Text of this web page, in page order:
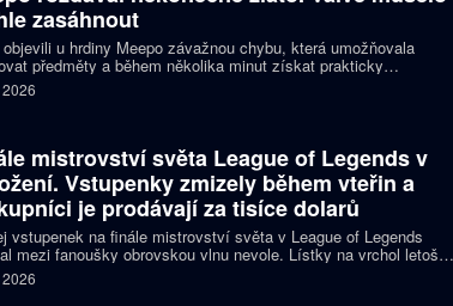
zasáhnout
objevili u hrdiny Meepo závažnou chybu, která umožňovala
předměty a během několika minut získat prakticky
množství zlata. Valve postavu dočasně vyřadilo z
a následně vydalo opravu.
mistrovství světa League of Legends v
Vstupenky zmizely během vteřin a
je prodávají za tisíce dolarů
vstupenek na finále mistrovství světa v League of Legends
mezi fanoušky obrovskou vlnu nevole. Lístky na vrchol letošní
zmizely během několika desítek sekund, aby se vzápětí
na překupnických webech za několikanásobně vyšší ceny.